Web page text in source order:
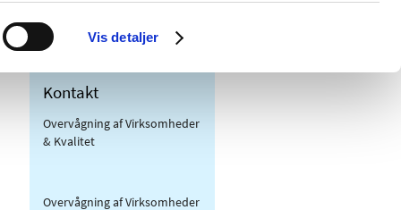
Vis detaljer
Kontakt
Overvågning af Virksomheder
& Kvalitet
Overvågning af Virksomheder